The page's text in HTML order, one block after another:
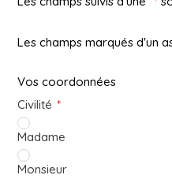
Les champs marqués d'un
Vos coordonnées
Civilité *
Madame
Monsieur